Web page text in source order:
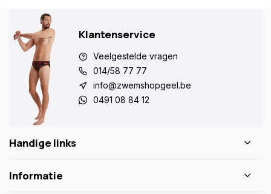
Klantenservice
Veelgestelde vragen
014/58 77 77
info@zwemshopgeel.be
0491 08 84 12
Handige links
Informatie